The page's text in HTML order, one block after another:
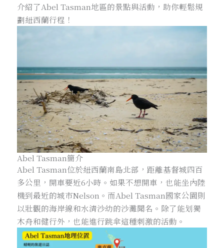
介紹了Abel Tasman地區的景點與活動，助你輕鬆規
劃紐西蘭行程！
Abel Tasman簡介
Abel Tasman位於紐西蘭南島北部，距離基督城四百
多公里，開車要近6小時。如果不想開車，也能坐內陸
機到最近的城市Nelson。而Abel Tasman國家公園則
以壯觀的海岸線和水清沙幼的沙灘聞名。除了能划獨
木舟和健行外，也能進行跳傘這種刺激的活動。